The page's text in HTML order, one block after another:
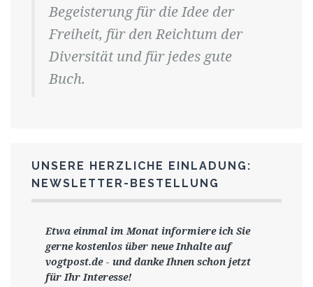
Begeisterung für die Idee der
Freiheit, für den Reichtum der
Diversität und für jedes gute
Buch.
UNSERE HERZLICHE EINLADUNG:
NEWSLETTER-BESTELLUNG
Etwa einmal im Monat informiere ich Sie
gernekostenlos über neue Inhalte auf
vogtpost.de- und danke Ihnen schon jetzt
für Ihr Interesse!